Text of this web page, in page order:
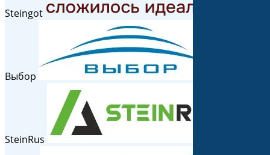
Steingot
Выбор
SteinRus